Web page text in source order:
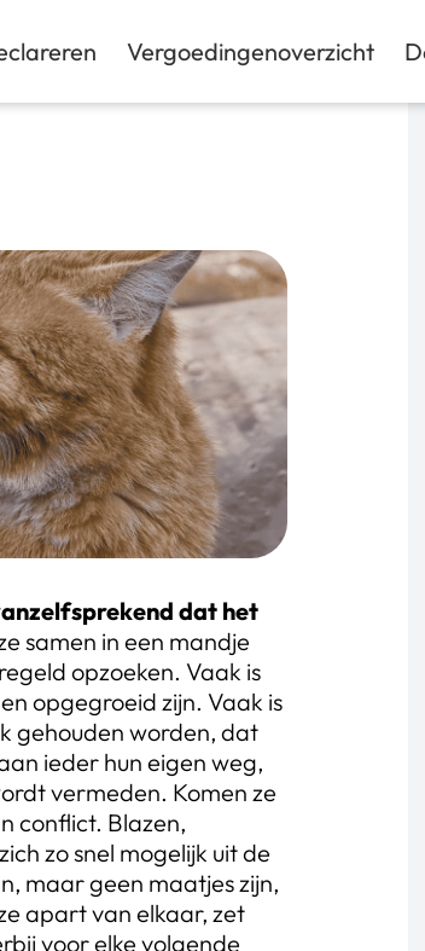
Vergoedingenoverzicht
dat het
samen in een mandje
opzoeken. Vaak is
opgegroeid zijn. Vaak is
gehouden worden, dat
ieder hun eigen weg,
vermeden. Komen ze
conflict. Blazen,
zo snel mogelijk uit de
maar geen maatjes zijn,
apart van elkaar, zet
voor elke volgende